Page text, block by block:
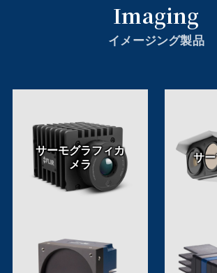
Imaging
イメージング製品
サーモグラフィカ
メラ
サ